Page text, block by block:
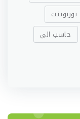
بوربوينت
حاسب الي